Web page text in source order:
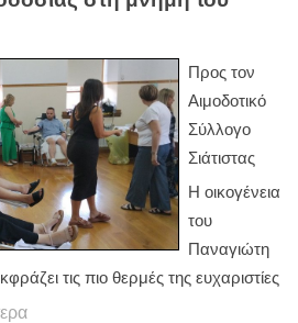
Προς τον
Αιμοδοτικό
Σύλλογο
Σιάτιστας
Η οικογένεια
του
Παναγιώτη
τις πιο θερμές της ευχαριστίες